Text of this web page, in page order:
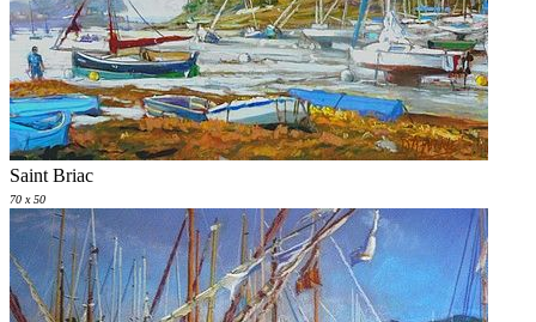
Saint Briac
70 x 50